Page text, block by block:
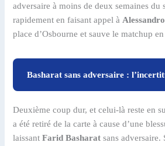
adversaire à moins de deux semaines du
rapidement en faisant appel à
place d’Osbourne et sauve le matchup
Basharat sans adversaire :
Deuxième coup dur, et celui-là reste en
a été retiré de la carte à cause d’une
laissantFarid Basharat sans